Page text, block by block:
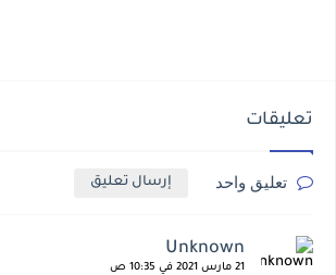
تعليقات
تعليق واحد إرسال تعليق
Unknown
21 مارس 2021 في 10:35 ص